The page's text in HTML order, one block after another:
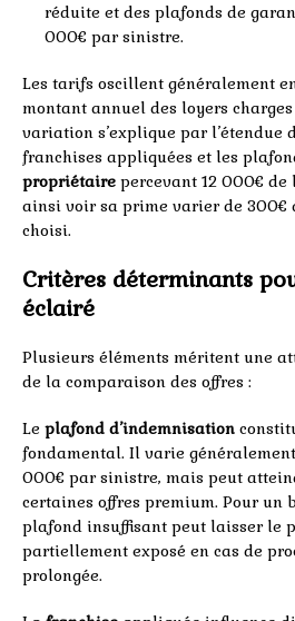
réduite et des plafonds de
000€ par sinistre.
Les tarifs oscillent généralement
montant annuel des loyers charges
variation s’explique par l’étendue
franchises appliquées et les
propriétaire percevant 12 000€
ainsi voir sa prime varier de 300€
choisi.
Critères déterminants
éclairé
Plusieurs éléments méritent une
de la comparaison des offres :
Le plafond d’indemnisation
fondamental. Il varie
000€ par sinistre, mais peut
certaines offres premium. Pour un
plafond insuffisant peut laisser le
partiellement exposé en cas de
prolongée.